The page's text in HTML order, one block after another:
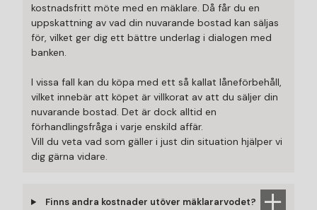
kostnadsfritt möte med en mäklare. Då får du en
uppskattning av vad din nuvarande bostad kan säljas
för, vilket ger dig ett bättre underlag i dialogen med
banken.
I vissa fall kan du köpa med ett så kallat låneförbehåll,
vilket innebär att köpet är villkorat av att du säljer din
nuvarande bostad. Det är dock alltid en
förhandlingsfråga i varje enskild affär.
Vill du veta vad som gäller i just din situation hjälper vi
dig gärna vidare.
Finns andra kostnader utöver mäklararvodet?